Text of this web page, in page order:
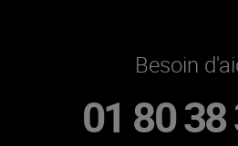
Besoin
01 80